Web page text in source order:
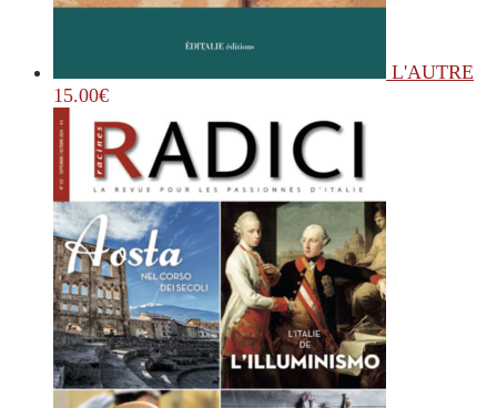
L'AUTRE
15.00€